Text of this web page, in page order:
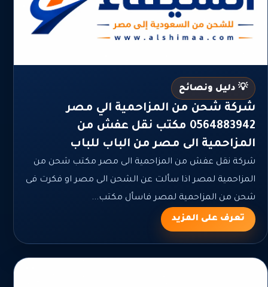
💡 دليل ونصائح
شركة شحن من المزاحمية الي مصر
0564883942 مكتب نقل عفش من
المزاحمية الى مصر من الباب للباب
شركة نقل عفش من المزاحمية الى مصر مكتب شحن من
المزاحمية لمصر اذا سألت عن الشحن الى مصر او فكرت فى
شحن من المزاحمية لمصر فاسأل مكتب...
تعرف على المزيد